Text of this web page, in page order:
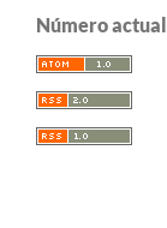
Número actual